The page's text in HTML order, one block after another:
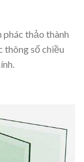
phác thảo thành
thông số chiều